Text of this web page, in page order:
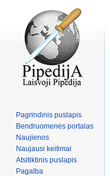
Pagrindinis puslapis
Bendruomenės portalas
Naujienos
Naujausi keitimai
Atsitiktinis puslapis
Pagalba